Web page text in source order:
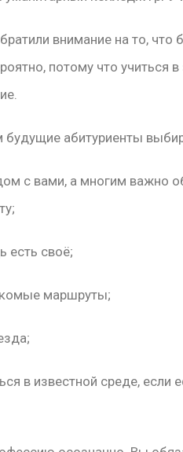
внимание на то,
потому что учиться
абитуриенты
с вами, а многим важно
есть своё;
маршруты;
в известной среде, если